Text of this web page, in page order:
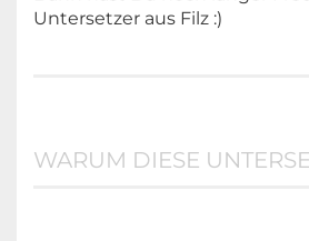
Untersetzer aus Filz :)
WARUM DIESE